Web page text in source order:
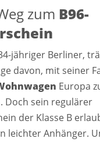
zum B96-
jähriger Berliner,
davon, mit seiner
Europa
Doch sein regulärer
der Klasse B
leichter Anhänger.